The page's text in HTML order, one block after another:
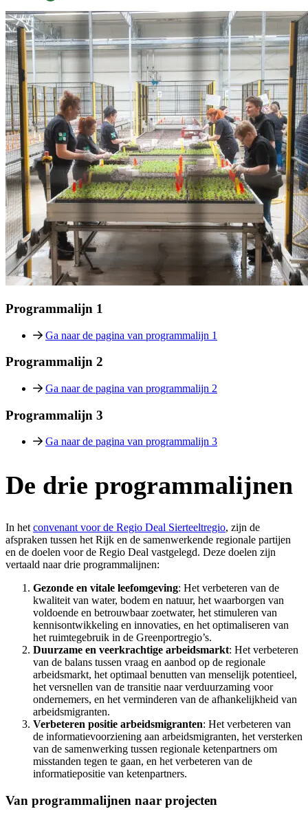
Programmalijn 1
Ga naar de pagina van programmalijn 1
Programmalijn 2
Ga naar de pagina van programmalijn 2
Programmalijn 3
Ga naar de pagina van programmalijn 3
De drie programmalijnen
In hetconvenant voor de Regio Deal Sierteeltregio, zijn de
afspraken tussen het Rijk en de samenwerkende regionale partijen
en de doelen voor de Regio Deal vastgelegd. Deze doelen zijn
vertaald naar drie programmalijnen:
Gezonde en vitale leefomgeving: Het verbeteren van de
kwaliteit van water, bodem en natuur, het waarborgen van
voldoende en betrouwbaar zoetwater, het stimuleren van
kennisontwikkeling en innovaties, en het optimaliseren van
het ruimtegebruik in de Greenportregio’s.
Duurzame en veerkrachtige arbeidsmarkt: Het verbeteren
van de balans tussen vraag en aanbod op de regionale
arbeidsmarkt, het optimaal benutten van menselijk potentieel,
het versnellen van de transitie naar verduurzaming voor
ondernemers, en het verminderen van de afhankelijkheid van
arbeidsmigranten.
Verbeteren positie arbeidsmigranten: Het verbeteren van
de informatievoorziening aan arbeidsmigranten, het versterken
van de samenwerking tussen regionale ketenpartners om
misstanden tegen te gaan, en het verbeteren van de
informatiepositie van ketenpartners.
Van programmalijnen naar projecten